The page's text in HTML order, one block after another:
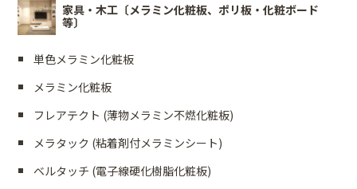
家具・木工〔メラミン化粧板、ポリ板・化粧ボード
等〕
単色メラミン化粧板
メラミン化粧板
フレアテクト (薄物メラミン不燃化粧板)
メラタック (粘着剤付メラミンシート)
ベルタッチ (電子線硬化樹脂化粧板)